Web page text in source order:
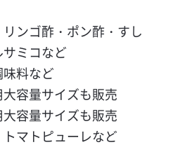
ンゴ酢・ポン酢・すし
ミコなど
味料など
容量サイズも販売
容量サイズも販売
トマトピューレなど